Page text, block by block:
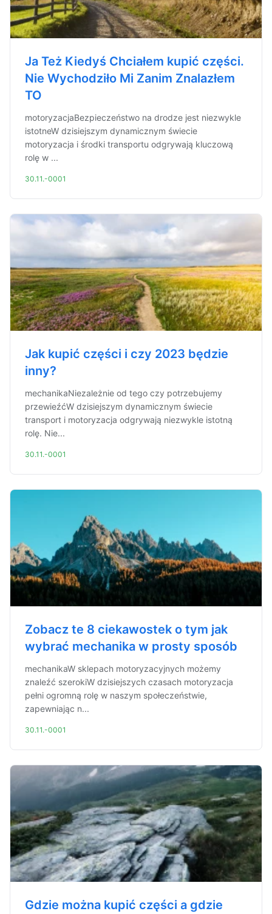
Ja Też Kiedyś Chciałem kupić części.
Nie Wychodziło Mi Zanim Znalazłem
TO
motoryzacjaBezpieczeństwo na drodze jest niezwykle
istotneW dzisiejszym dynamicznym świecie
motoryzacja i środki transportu odgrywają kluczową
rolę w ...
30.11.-0001
Jak kupić części i czy 2023 będzie
inny?
mechanikaNiezależnie od tego czy potrzebujemy
przewieźćW dzisiejszym dynamicznym świecie
transport i motoryzacja odgrywają niezwykle istotną
rolę. Nie...
30.11.-0001
Zobacz te 8 ciekawostek o tym jak
wybrać mechanika w prosty sposób
mechanikaW sklepach motoryzacyjnych możemy
znaleźć szerokiW dzisiejszych czasach motoryzacja
pełni ogromną rolę w naszym społeczeństwie,
zapewniając n...
30.11.-0001
Gdzie można kupić części a gdzie